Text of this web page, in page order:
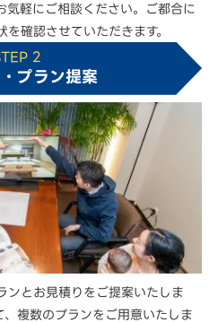
気軽にご相談ください。ご都合に
確認させていただきます。
2
プラン提案
ンとお見積りをご提案いたしま
、複数のプランをご用意いたしま